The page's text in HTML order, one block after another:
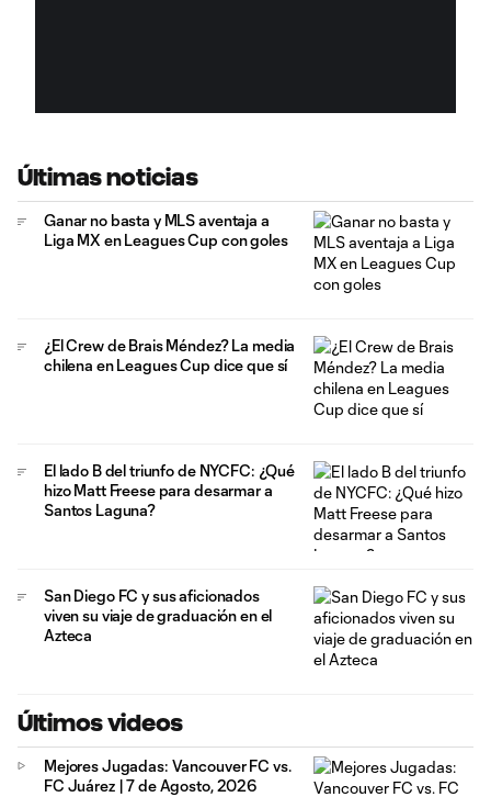
Últimas noticias
Ganar no basta y MLS aventaja a
Liga MX en Leagues Cup con goles
¿El Crew de Brais Méndez? La media
chilena en Leagues Cup dice que sí
El lado B del triunfo de NYCFC: ¿Qué
hizo Matt Freese para desarmar a
Santos Laguna?
San Diego FC y sus aficionados
viven su viaje de graduación en el
Azteca
Últimos videos
Mejores Jugadas: Vancouver FC vs.
FC Juárez | 7 de Agosto, 2026